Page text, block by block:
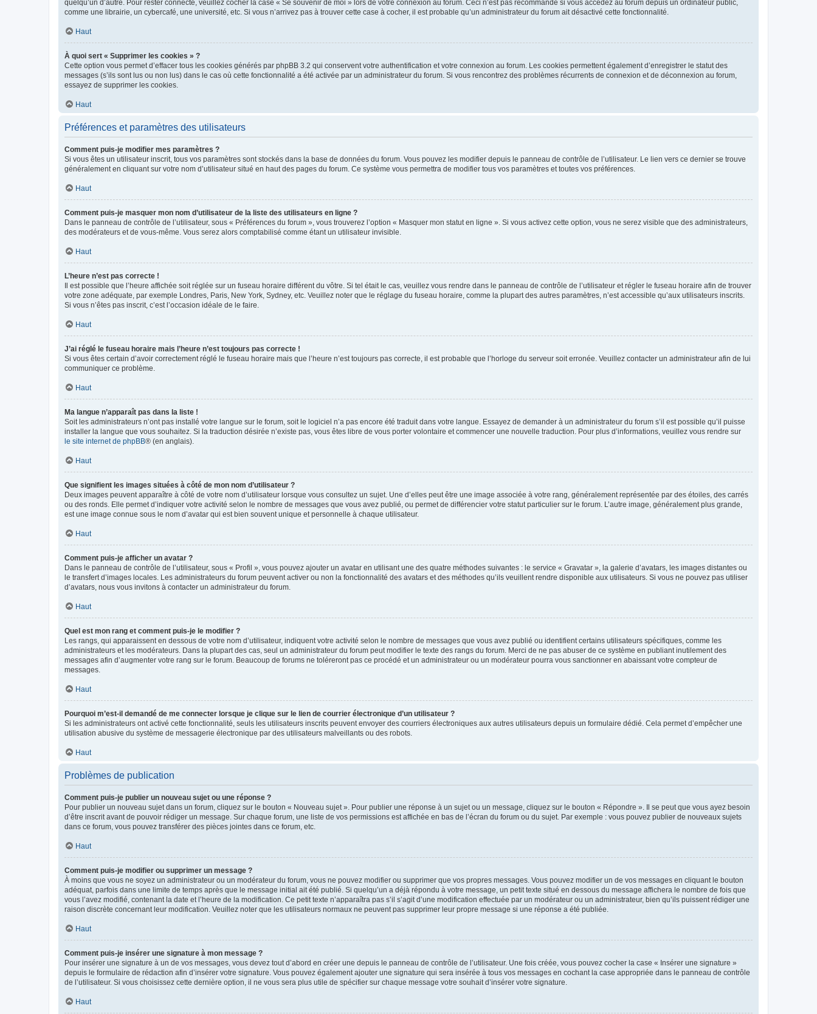
quelqu’un d’autre. Pour rester connecté, veuillez cocher la case « Se souvenir de moi » lors de votre connexion au forum. Ceci n’est pas recommandé si vous accédez au forum depuis un ordinateur public,
comme une librairie, un cybercafé, une université, etc. Si vous n’arrivez pas à trouver cette case à cocher, il est probable qu’un administrateur du forum ait désactivé cette fonctionnalité.
Haut
À quoi sert « Supprimer les cookies » ?
Cette option vous permet d’effacer tous les cookies générés par phpBB 3.2 qui conservent votre authentification et votre connexion au forum. Les cookies permettent également d’enregistrer le statut des
messages (s’ils sont lus ou non lus) dans le cas où cette fonctionnalité a été activée par un administrateur du forum. Si vous rencontrez des problèmes récurrents de connexion et de déconnexion au forum,
essayez de supprimer les cookies.
Haut
Préférences et paramètres des utilisateurs
Comment puis-je modifier mes paramètres ?
Si vous êtes un utilisateur inscrit, tous vos paramètres sont stockés dans la base de données du forum. Vous pouvez les modifier depuis le panneau de contrôle de l’utilisateur. Le lien vers ce dernier se trouve
généralement en cliquant sur votre nom d’utilisateur situé en haut des pages du forum. Ce système vous permettra de modifier tous vos paramètres et toutes vos préférences.
Haut
Comment puis-je masquer mon nom d’utilisateur de la liste des utilisateurs en ligne ?
Dans le panneau de contrôle de l’utilisateur, sous « Préférences du forum », vous trouverez l’option « Masquer mon statut en ligne ». Si vous activez cette option, vous ne serez visible que des administrateurs,
des modérateurs et de vous-même. Vous serez alors comptabilisé comme étant un utilisateur invisible.
Haut
L’heure n’est pas correcte !
Il est possible que l’heure affichée soit réglée sur un fuseau horaire différent du vôtre. Si tel était le cas, veuillez vous rendre dans le panneau de contrôle de l’utilisateur et régler le fuseau horaire afin de trouver
votre zone adéquate, par exemple Londres, Paris, New York, Sydney, etc. Veuillez noter que le réglage du fuseau horaire, comme la plupart des autres paramètres, n’est accessible qu’aux utilisateurs inscrits.
Si vous n’êtes pas inscrit, c’est l’occasion idéale de le faire.
Haut
J’ai réglé le fuseau horaire mais l’heure n’est toujours pas correcte !
Si vous êtes certain d’avoir correctement réglé le fuseau horaire mais que l’heure n’est toujours pas correcte, il est probable que l’horloge du serveur soit erronée. Veuillez contacter un administrateur afin de lui
communiquer ce problème.
Haut
Ma langue n’apparaît pas dans la liste !
Soit les administrateurs n’ont pas installé votre langue sur le forum, soit le logiciel n’a pas encore été traduit dans votre langue. Essayez de demander à un administrateur du forum s’il est possible qu’il puisse
installer la langue que vous souhaitez. Si la traduction désirée n’existe pas, vous êtes libre de vous porter volontaire et commencer une nouvelle traduction. Pour plus d’informations, veuillez vous rendre sur
le site internet de phpBB® (en anglais).
Haut
Que signifient les images situées à côté de mon nom d’utilisateur ?
Deux images peuvent apparaître à côté de votre nom d’utilisateur lorsque vous consultez un sujet. Une d’elles peut être une image associée à votre rang, généralement représentée par des étoiles, des carrés
ou des ronds. Elle permet d’indiquer votre activité selon le nombre de messages que vous avez publié, ou permet de différencier votre statut particulier sur le forum. L’autre image, généralement plus grande,
est une image connue sous le nom d’avatar qui est bien souvent unique et personnelle à chaque utilisateur.
Haut
Comment puis-je afficher un avatar ?
Dans le panneau de contrôle de l’utilisateur, sous « Profil », vous pouvez ajouter un avatar en utilisant une des quatre méthodes suivantes : le service « Gravatar », la galerie d’avatars, les images distantes ou
le transfert d’images locales. Les administrateurs du forum peuvent activer ou non la fonctionnalité des avatars et des méthodes qu’ils veuillent rendre disponible aux utilisateurs. Si vous ne pouvez pas utiliser
d’avatars, nous vous invitons à contacter un administrateur du forum.
Haut
Quel est mon rang et comment puis-je le modifier ?
Les rangs, qui apparaissent en dessous de votre nom d’utilisateur, indiquent votre activité selon le nombre de messages que vous avez publié ou identifient certains utilisateurs spécifiques, comme les
administrateurs et les modérateurs. Dans la plupart des cas, seul un administrateur du forum peut modifier le texte des rangs du forum. Merci de ne pas abuser de ce système en publiant inutilement des
messages afin d’augmenter votre rang sur le forum. Beaucoup de forums ne toléreront pas ce procédé et un administrateur ou un modérateur pourra vous sanctionner en abaissant votre compteur de
messages.
Haut
Pourquoi m’est-il demandé de me connecter lorsque je clique sur le lien de courrier électronique d’un utilisateur ?
Si les administrateurs ont activé cette fonctionnalité, seuls les utilisateurs inscrits peuvent envoyer des courriers électroniques aux autres utilisateurs depuis un formulaire dédié. Cela permet d’empêcher une
utilisation abusive du système de messagerie électronique par des utilisateurs malveillants ou des robots.
Haut
Problèmes de publication
Comment puis-je publier un nouveau sujet ou une réponse ?
Pour publier un nouveau sujet dans un forum, cliquez sur le bouton « Nouveau sujet ». Pour publier une réponse à un sujet ou un message, cliquez sur le bouton « Répondre ». Il se peut que vous ayez besoin
d’être inscrit avant de pouvoir rédiger un message. Sur chaque forum, une liste de vos permissions est affichée en bas de l’écran du forum ou du sujet. Par exemple : vous pouvez publier de nouveaux sujets
dans ce forum, vous pouvez transférer des pièces jointes dans ce forum, etc.
Haut
Comment puis-je modifier ou supprimer un message ?
À moins que vous ne soyez un administrateur ou un modérateur du forum, vous ne pouvez modifier ou supprimer que vos propres messages. Vous pouvez modifier un de vos messages en cliquant le bouton
adéquat, parfois dans une limite de temps après que le message initial ait été publié. Si quelqu’un a déjà répondu à votre message, un petit texte situé en dessous du message affichera le nombre de fois que
vous l’avez modifié, contenant la date et l’heure de la modification. Ce petit texte n’apparaîtra pas s’il s’agit d’une modification effectuée par un modérateur ou un administrateur, bien qu’ils puissent rédiger une
raison discrète concernant leur modification. Veuillez noter que les utilisateurs normaux ne peuvent pas supprimer leur propre message si une réponse a été publiée.
Haut
Comment puis-je insérer une signature à mon message ?
Pour insérer une signature à un de vos messages, vous devez tout d’abord en créer une depuis le panneau de contrôle de l’utilisateur. Une fois créée, vous pouvez cocher la case « Insérer une signature »
depuis le formulaire de rédaction afin d’insérer votre signature. Vous pouvez également ajouter une signature qui sera insérée à tous vos messages en cochant la case appropriée dans le panneau de contrôle
de l’utilisateur. Si vous choisissez cette dernière option, il ne vous sera plus utile de spécifier sur chaque message votre souhait d’insérer votre signature.
Haut